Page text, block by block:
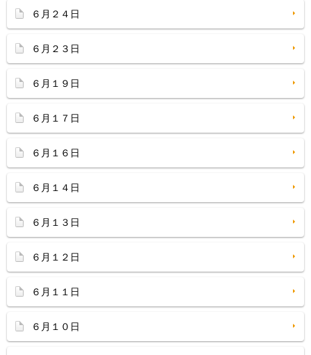
６月２４日
６月２３日
６月１９日
６月１７日
６月１６日
６月１４日
６月１３日
６月１２日
６月１１日
６月１０日